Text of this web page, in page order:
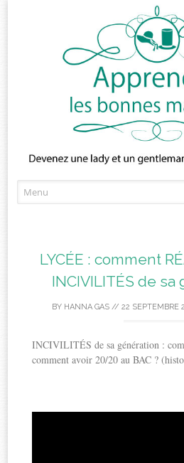
to
LYCÉE : comment
INCIVILITÉS de
BY HANNA GAS // 22 SEPTEMBRE
INCIVILITÉS de sa génération :
comment avoir 20/20 au BAC ?